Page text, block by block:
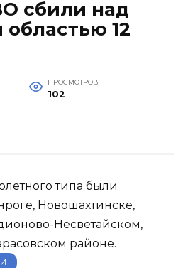
сбили над
областью 12
ПРОСМОТРОВ
102
типа были
Новошахтинске,
Несветайском,
районе.